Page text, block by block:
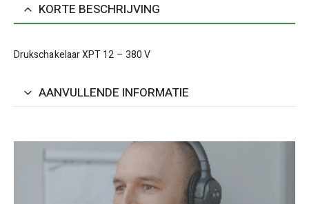
KORTE BESCHRIJVING
Drukschakelaar XPT 12 – 380 V
AANVULLENDE INFORMATIE